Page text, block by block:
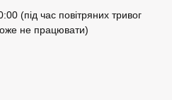
(під час повітряних тривог
не працювати)